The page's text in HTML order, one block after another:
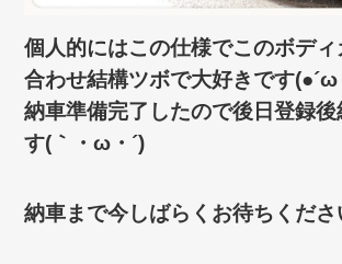
個人的にはこの仕様でこのボデ
合わせ結構ツボで大好きです
納車準備完了したので後日登録後
す(｀・ω・´)ゞ
納車まで今しばらくお待ちくだ